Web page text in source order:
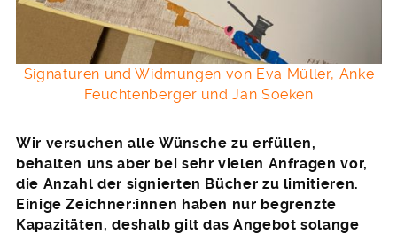
Signaturen und Widmungen von Eva Müller, Anke
Feuchtenberger und Jan Soeken
Wir versuchen alle Wünsche zu erfüllen,
behalten uns aber bei sehr vielen Anfragen vor,
die Anzahl der signierten Bücher zu limitieren.
Einige Zeichner:innen haben nur begrenzte
Kapazitäten, deshalb gilt das Angebot solange